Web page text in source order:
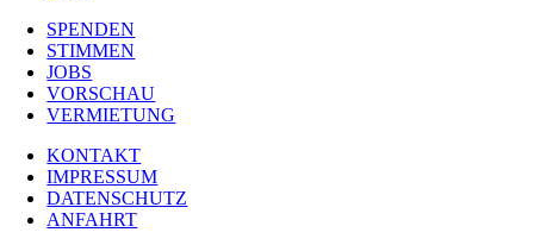
SPENDEN
STIMMEN
JOBS
VORSCHAU
VERMIETUNG
KONTAKT
IMPRESSUM
DATENSCHUTZ
ANFAHRT